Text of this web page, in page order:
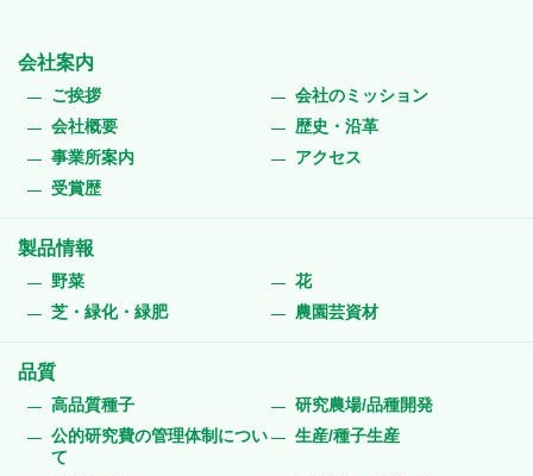
会社案内
ご挨拶
会社のミッション
会社概要
歴史・沿革
事業所案内
アクセス
受賞歴
製品情報
野菜
花
芝・緑化・緑肥
農園芸資材
品質
高品質種子
研究農場/品種開発
公的研究費の管理体制につい
て
生産/種子生産